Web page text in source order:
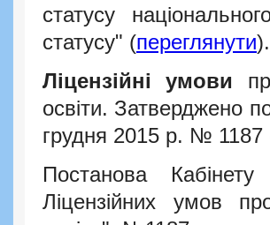
статусу
статусу" (переглянути).
Ліцензійні умови
освіти. Затверджено
грудня 2015 р. № 1187
Постанова
Ліцензійних умов